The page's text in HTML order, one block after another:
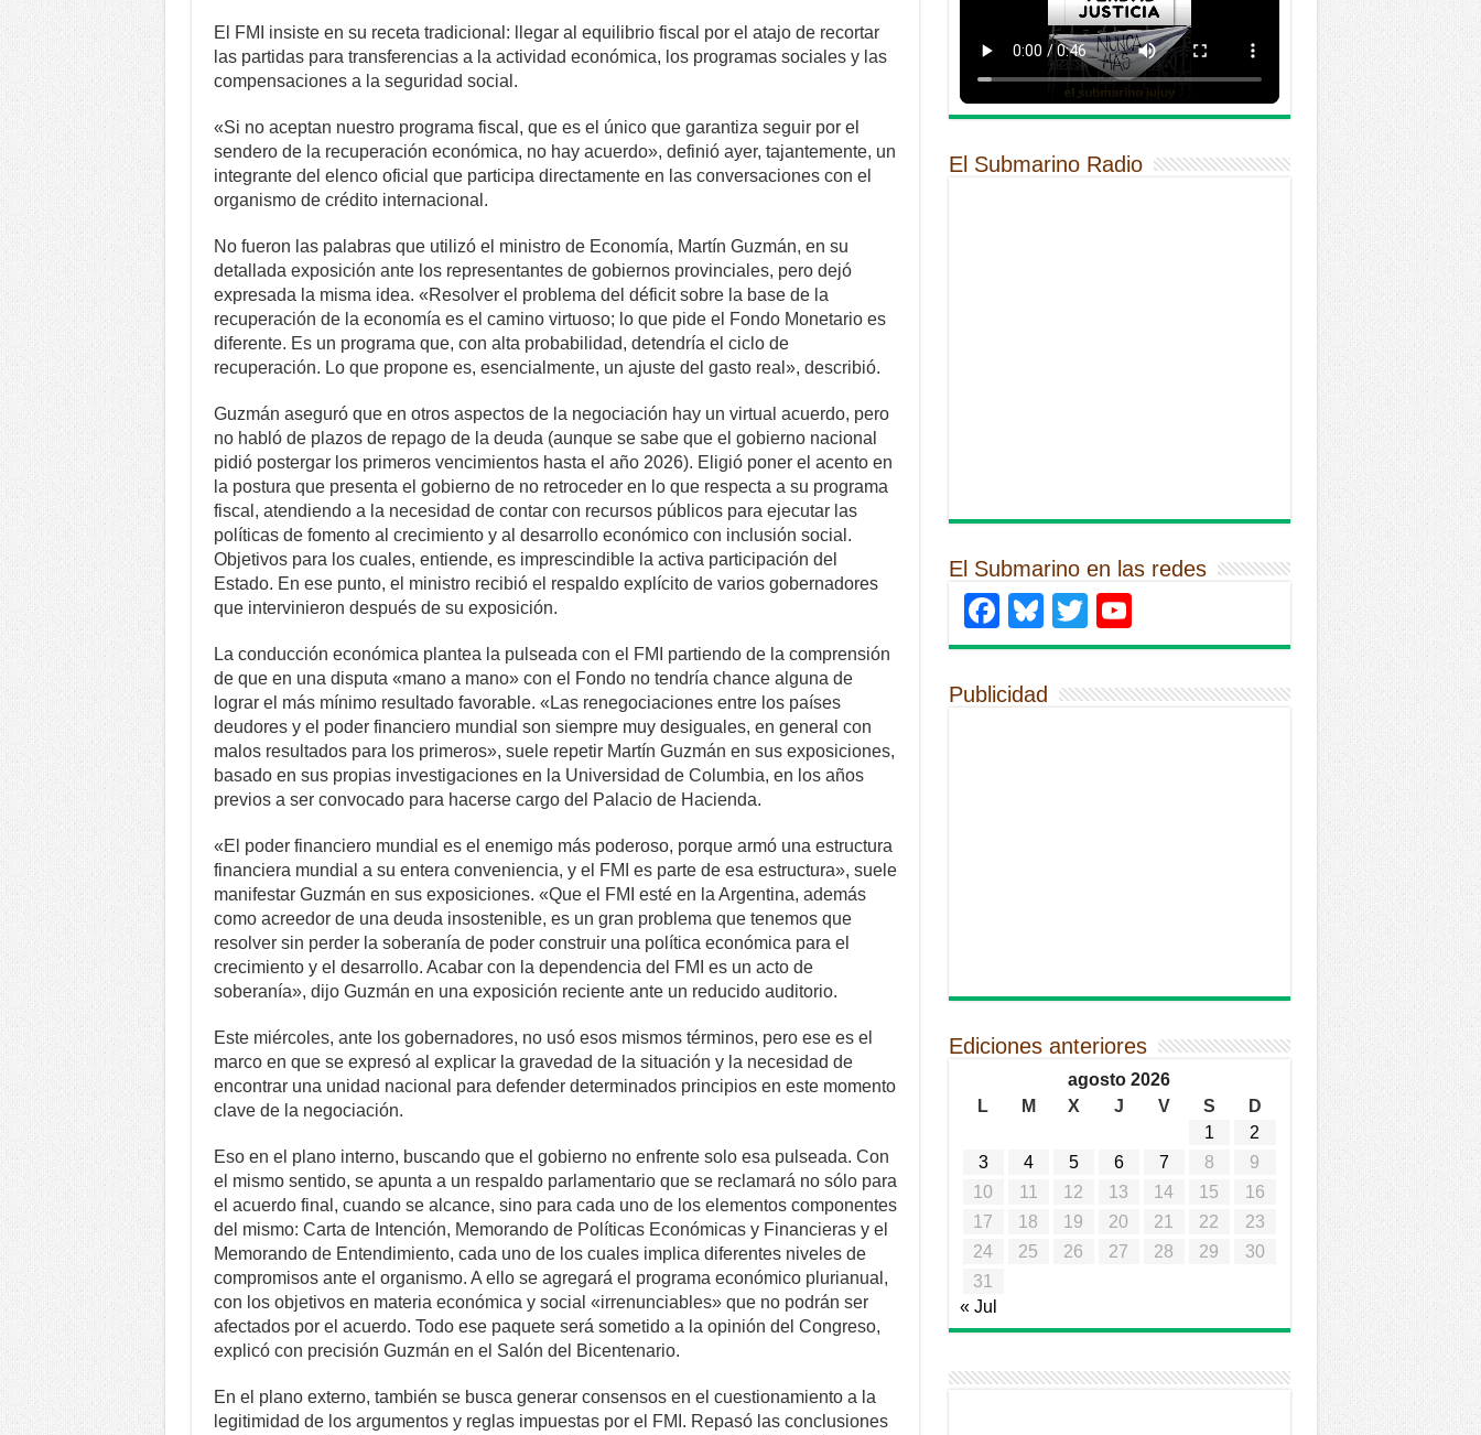
El FMI insiste en su receta tradicional: llegar al equilibrio fiscal por el atajo de recortar
las partidas para transferencias a la actividad económica, los programas sociales y las
compensaciones a la seguridad social.
«Si no aceptan nuestro programa fiscal, que es el único que garantiza seguir por el
sendero de la recuperación económica, no hay acuerdo», definió ayer, tajantemente, un
integrante del elenco oficial que participa directamente en las conversaciones con el
organismo de crédito internacional.
No fueron las palabras que utilizó el ministro de Economía, Martín Guzmán, en su
detallada exposición ante los representantes de gobiernos provinciales, pero dejó
expresada la misma idea. «Resolver el problema del déficit sobre la base de la
recuperación de la economía es el camino virtuoso; lo que pide el Fondo Monetario es
diferente. Es un programa que, con alta probabilidad, detendría el ciclo de
recuperación. Lo que propone es, esencialmente, un ajuste del gasto real», describió.
Guzmán aseguró que en otros aspectos de la negociación hay un virtual acuerdo, pero
no habló de plazos de repago de la deuda (aunque se sabe que el gobierno nacional
pidió postergar los primeros vencimientos hasta el año 2026). Eligió poner el acento en
la postura que presenta el gobierno de no retroceder en lo que respecta a su programa
fiscal, atendiendo a la necesidad de contar con recursos públicos para ejecutar las
políticas de fomento al crecimiento y al desarrollo económico con inclusión social.
Objetivos para los cuales, entiende, es imprescindible la activa participación del
Estado. En ese punto, el ministro recibió el respaldo explícito de varios gobernadores
que intervinieron después de su exposición.
La conducción económica plantea la pulseada con el FMI partiendo de la comprensión
de que en una disputa «mano a mano» con el Fondo no tendría chance alguna de
lograr el más mínimo resultado favorable. «Las renegociaciones entre los países
deudores y el poder financiero mundial son siempre muy desiguales, en general con
malos resultados para los primeros», suele repetir Martín Guzmán en sus exposiciones,
basado en sus propias investigaciones en la Universidad de Columbia, en los años
previos a ser convocado para hacerse cargo del Palacio de Hacienda.
«El poder financiero mundial es el enemigo más poderoso, porque armó una estructura
financiera mundial a su entera conveniencia, y el FMI es parte de esa estructura», suele
manifestar Guzmán en sus exposiciones. «Que el FMI esté en la Argentina, además
como acreedor de una deuda insostenible, es un gran problema que tenemos que
resolver sin perder la soberanía de poder construir una política económica para el
crecimiento y el desarrollo. Acabar con la dependencia del FMI es un acto de
soberanía», dijo Guzmán en una exposición reciente ante un reducido auditorio.
Este miércoles, ante los gobernadores, no usó esos mismos términos, pero ese es el
marco en que se expresó al explicar la gravedad de la situación y la necesidad de
encontrar una unidad nacional para defender determinados principios en este momento
clave de la negociación.
Eso en el plano interno, buscando que el gobierno no enfrente solo esa pulseada. Con
el mismo sentido, se apunta a un respaldo parlamentario que se reclamará no sólo para
el acuerdo final, cuando se alcance, sino para cada uno de los elementos componentes
del mismo: Carta de Intención, Memorando de Políticas Económicas y Financieras y el
Memorando de Entendimiento, cada uno de los cuales implica diferentes niveles de
compromisos ante el organismo. A ello se agregará el programa económico plurianual,
con los objetivos en materia económica y social «irrenunciables» que no podrán ser
afectados por el acuerdo. Todo ese paquete será sometido a la opinión del Congreso,
explicó con precisión Guzmán en el Salón del Bicentenario.
En el plano externo, también se busca generar consensos en el cuestionamiento a la
legitimidad de los argumentos y reglas impuestas por el FMI. Repasó las conclusiones
El Submarino Radio
El Submarino en las redes
Facebook
Bluesky
Twitter
Publicidad
Ediciones anteriores
agosto 2026
L
M X J V S
D
1
2
3
4 5 6 7 8
9
10
11 12 13 14 15
16
17
18 19 20 21 22
23
24
25 26 27 28 29
30
31
« Jul